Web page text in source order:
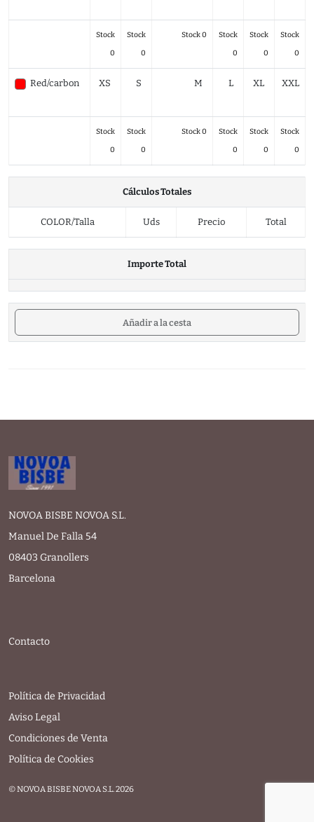
Stock
0
Stock
0
Stock 0
Stock
0
Stock
0
Stock
0
Red/carbon XS S M L XL XXL
Stock
0
Stock
0
Stock 0
Stock
0
Stock
0
Stock
0
Cálculos Totales
COLOR/Talla Uds Precio Total
Importe Total
Añadir a la cesta
NOVOA BISBE NOVOA S.L.
Manuel De Falla 54
08403 Granollers
Barcelona
Contacto
Política de Privacidad
Aviso Legal
Condiciones de Venta
Política de Cookies
© NOVOA BISBE NOVOA S.L. 2026